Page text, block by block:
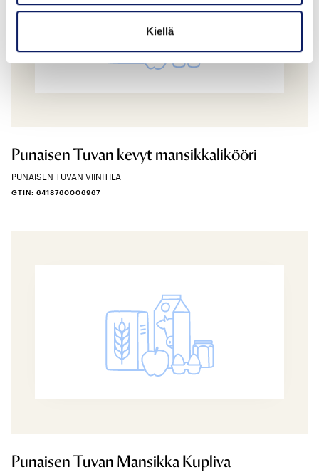
Kiellä
Punaisen Tuvan kevyt mansikkalikööri
PUNAISEN TUVAN VIINITILA
GTIN: 6418760006967
Punaisen Tuvan Mansikka Kupliva